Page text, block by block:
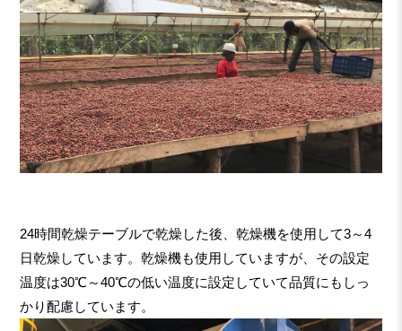
24時間乾燥テーブルで乾燥した後、乾燥機を使用して3～4
日乾燥しています。乾燥機も使用していますが、その設定
温度は30℃～40℃の低い温度に設定していて品質にもしっ
かり配慮しています。